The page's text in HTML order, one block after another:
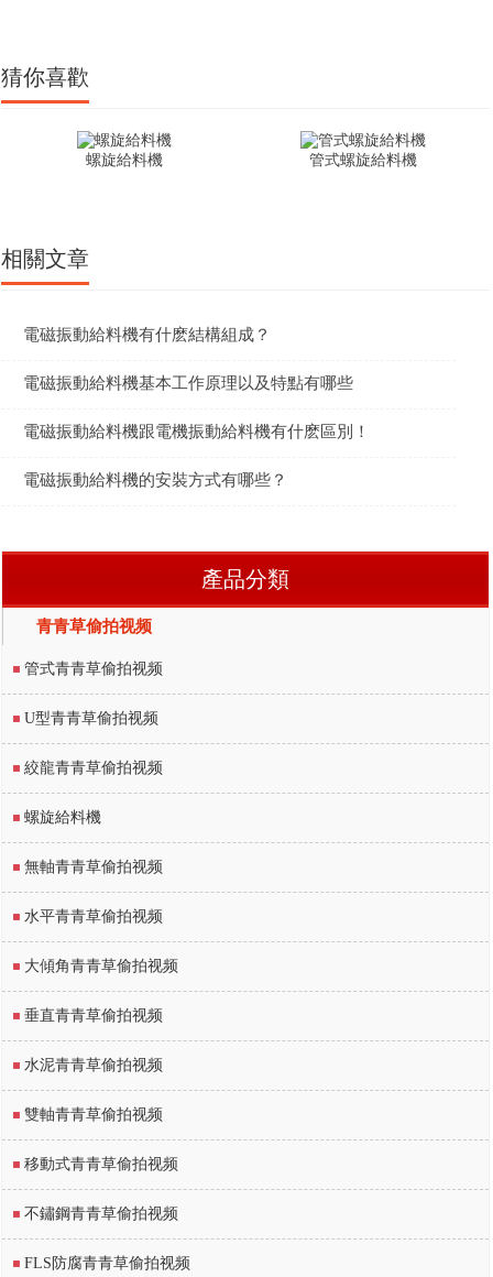
猜你喜歡
螺旋給料機 管式螺旋給料機
相關文章
電磁振動給料機有什麽結構組成？
電磁振動給料機基本工作原理以及特點有哪些
電磁振動給料機跟電機振動給料機有什麽區別！
電磁振動給料機的安裝方式有哪些？
產品分類
青青草偷拍视频
管式青青草偷拍视频
U型青青草偷拍视频
絞龍青青草偷拍视频
螺旋給料機
無軸青青草偷拍视频
水平青青草偷拍视频
大傾角青青草偷拍视频
垂直青青草偷拍视频
水泥青青草偷拍视频
雙軸青青草偷拍视频
移動式青青草偷拍视频
不鏽鋼青青草偷拍视频
FLS防腐青青草偷拍视频